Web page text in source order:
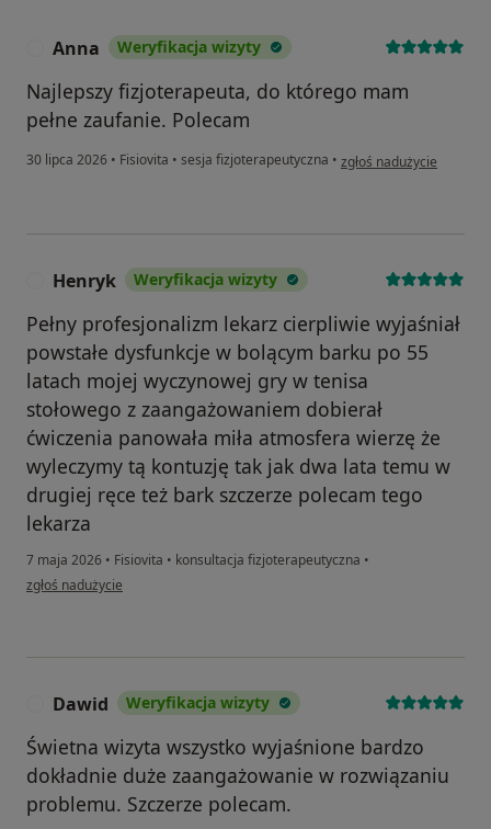
Anna Weryfikacja wizyty
Najlepszy fizjoterapeuta, do którego mam
pełne zaufanie. Polecam
30 lipca 2026 • Fisiovita • sesja fizjoterapeutyczna • w opinii użytkownika
zgłoś nadużycie
Henryk Weryfikacja wizyty
Pełny profesjonalizm lekarz cierpliwie wyjaśniał
powstałe dysfunkcje w bolącym barku po 55
latach mojej wyczynowej gry w tenisa
stołowego z zaangażowaniem dobierał
ćwiczenia panowała miła atmosfera wierzę że
wyleczymy tą kontuzję tak jak dwa lata temu w
drugiej ręce też bark szczerze polecam tego
lekarza
7 maja 2026 • Fisiovita • konsultacja fizjoterapeutyczna •
w opinii użytkownika Henryk
zgłoś nadużycie
Dawid Weryfikacja wizyty
Świetna wizyta wszystko wyjaśnione bardzo
dokładnie duże zaangażowanie w rozwiązaniu
problemu. Szczerze polecam.